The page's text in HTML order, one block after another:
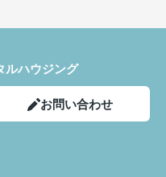
ルハウジング
お問い合わせ